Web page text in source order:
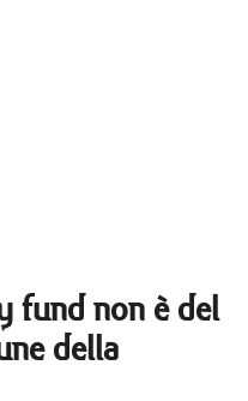
fund non è del
della